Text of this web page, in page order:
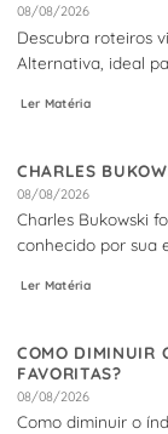
08/08/2026
Descubra roteiros
Alternativa, ideal
Ler Matéria
CHARLES
08/08/2026
Charles Bukowski
conhecido por sua
Ler Matéria
COMO DIMINUIR
FAVORITAS?
08/08/2026
Como diminuir o